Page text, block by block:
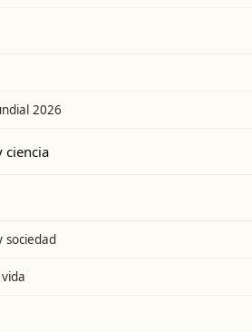
2026
ciencia
sociedad